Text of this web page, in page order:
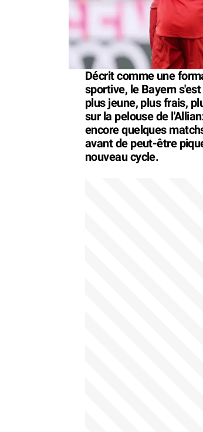
Décrit comme une
sportive, le Bayern
plus jeune, plus frais,
sur la pelouse de
encore quelques
avant de peut-être
nouveau cycle.